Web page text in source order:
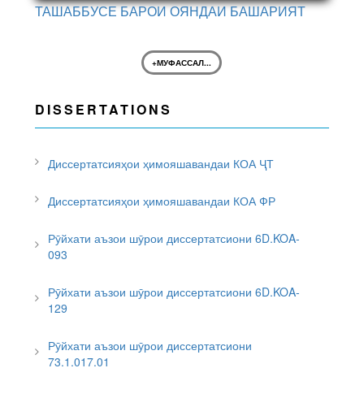
ТАШАББУСЕ БАРОИ ОЯНДАИ БАШАРИЯТ
+МУФАССАЛ...
DISSERTATIONS
Диссертатсияҳои ҳимояшавандаи КОА ҶТ
Диссертатсияҳои ҳимояшавандаи КОА ФР
Рӯйхати аъзои шӯрои диссертатсиони 6D.KOA-
093
Рӯйхати аъзои шӯрои диссертатсиони 6D.KOA-
129
Рӯйхати аъзои шӯрои диссертатсиони
73.1.017.01